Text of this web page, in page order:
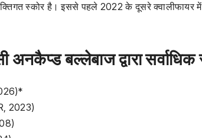
स्कोर है। इससे पहले 2022 के दूसरे
बल्लेबाज द्वारा सर्वाधिक
2023)